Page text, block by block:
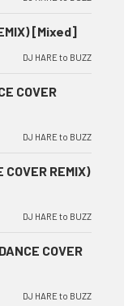
[Mixed]
DJ HARE to BUZZ
COVER
DJ HARE to BUZZ
REMIX)
DJ HARE to BUZZ
COVER
DJ HARE to BUZZ